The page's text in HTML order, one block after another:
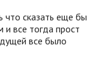
что сказать еще бы
и все тогда прост
все было